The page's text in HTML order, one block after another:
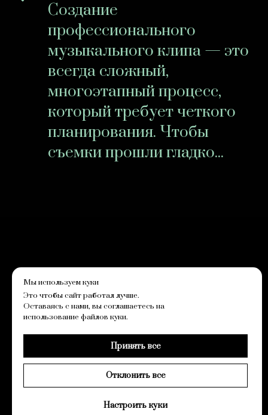
Создание
профессионального
музыкального клипа — это
всегда сложный,
многоэтапный процесс,
который требует четкого
планирования. Чтобы
съемки прошли гладко...
На главную
Политика конфиденциальности
Пользовательское соглашение
© 2024 IMPERIALITY
Вернуться наверх
Мы используем куки
Это чтобы сайт работал лучше.
Оставаясь с нами, вы соглашаетесь на
использование файлов куки.
Принять все
Отклонить все
Настроить куки